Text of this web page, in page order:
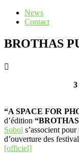
News
Contact
BROTHAS
“A SPACE FOR
d’édition
Sobol s’associent
d’ouverture des
[officiel]